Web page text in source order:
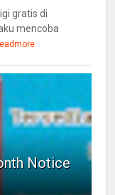
gratis di
mencoba
Notice